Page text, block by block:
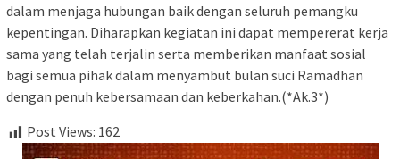
dalam menjaga hubungan baik dengan seluruh pemangku
kepentingan. Diharapkan kegiatan ini dapat mempererat kerja
sama yang telah terjalin serta memberikan manfaat sosial
bagi semua pihak dalam menyambut bulan suci Ramadhan
dengan penuh kebersamaan dan keberkahan.(*Ak.3*)
Post Views: 162